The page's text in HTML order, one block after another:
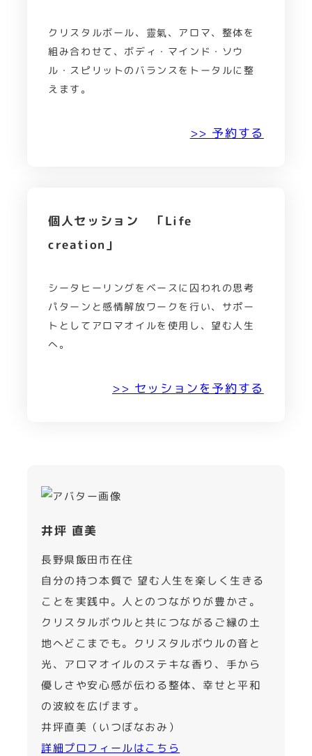
クリスタルボール、靈氣、アロマ、整体を
組み合わせて、ボディ・マインド・ソウ
ル・スピリットのバランスをトータルに整
えます。
>> 予約する
個人セッション 「Life
creation」
シータヒーリングをベースに囚われの思考
パターンと感情解放ワークを行い、サポー
トとしてアロマオイルを使用し、望む人生
へ。
>> セッションを予約する
井坪 直美
長野県飯田市在住
自分の持つ本質で 望む人生を楽しく生きる
ことを実践中。人とのつながりが豊かさ。
クリスタルボウルと共につながるご縁の土
地へどこまでも。クリスタルボウルの音と
光、アロマオイルのステキな香り、手から
優しさや安心感が伝わる整体、幸せと平和
の波紋を広げます。
井坪直美（いつぼなおみ）
詳細プロフィールはこちら